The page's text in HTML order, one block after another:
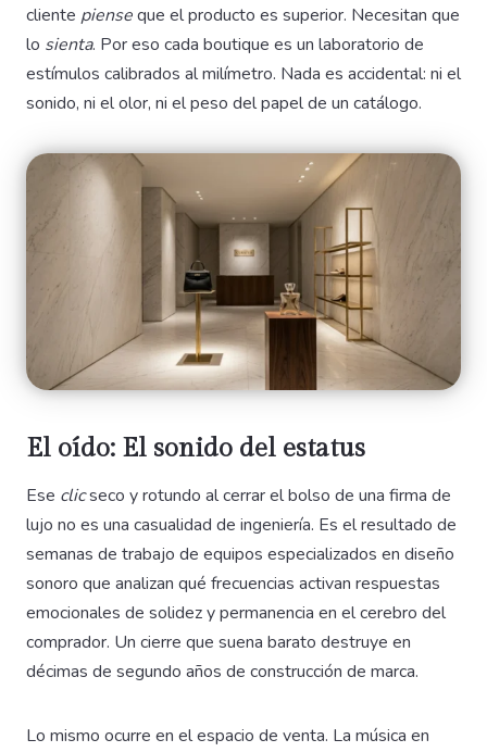
cliente pienseque el producto es superior. Necesitan que
lo sienta. Por eso cada boutique es un laboratorio de
estímulos calibrados al milímetro. Nada es accidental: ni el
sonido, ni el olor, ni el peso del papel de un catálogo.
El oído: El sonido del estatus
Ese clicseco y rotundo al cerrar el bolso de una firma de
lujo no es una casualidad de ingeniería. Es el resultado de
semanas de trabajo de equipos especializados en diseño
sonoro que analizan qué frecuencias activan respuestas
emocionales de solidez y permanencia en el cerebro del
comprador. Un cierre que suena barato destruye en
décimas de segundo años de construcción de marca.
Lo mismo ocurre en el espacio de venta. La música en